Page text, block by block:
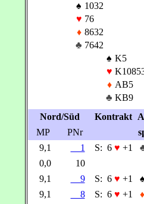
♠ 1032
♥ 76
♦ 8632
♣ 7642
♠ K5
♥
♦ AB5
♣ KB9
Nord/Süd
Kontrakt
MP
PNr
9,1
1 S: 6 ♥ +1
0,0
10
9,1
9 S: 6 ♥ +1
9,1
8 S: 6 ♥ +1
♦